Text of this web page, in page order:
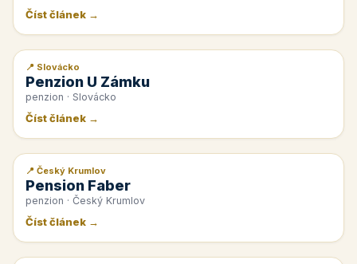
Číst článek →
📰 PR článek
📍 Slovácko
Penzion U Zámku
penzion · Slovácko
Číst článek →
📰 PR článek
📍 Český Krumlov
Pension Faber
penzion · Český Krumlov
Číst článek →